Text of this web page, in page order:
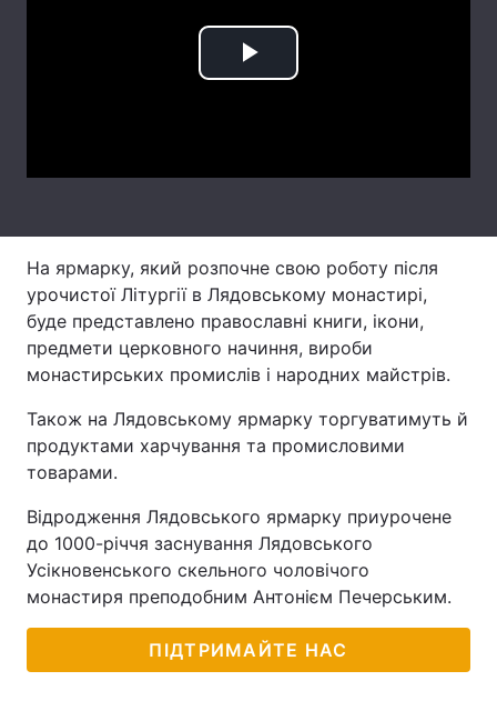
Світ
Здоров'я Туризм
Погода
Екологія Регіони
Відео з Youtube
Інтерв'ю Думки
Архів Вакансії
Послуги
Play
На ярмарку, який розпочне свою роботу після
урочистої Літургії в Лядовському монастирі,
буде представлено православні книги, ікони,
предмети церковного начиння, вироби
монастирських промислів і народних майстрів.
Також на Лядовському ярмарку торгуватимуть й
продуктами харчування та промисловими
товарами.
Відродження Лядовського ярмарку приурочене
до 1000-річчя заснування Лядовського
Усікновенського скельного чоловічого
монастиря преподобним Антонієм Печерським.
ПІДТРИМАЙТЕ НАС